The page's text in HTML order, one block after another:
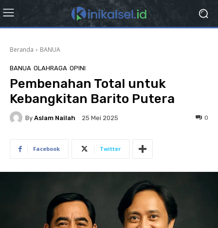
Beranda BANUA
BANUA OLAHRAGA OPINI
Pembenahan Total untuk
Kebangkitan Barito Putera
By Aslam Nailah 25 Mei 2025 0
Facebook Twitter